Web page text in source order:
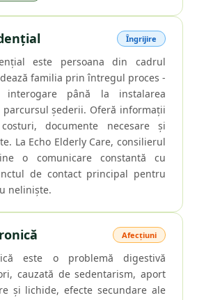
Îngrijire
este persoana din cadrul
familia prin întregul proces -
până la instalarea
șederii. Oferă informații
documente necesare și
La Echo Elderly Care, consilierul
o comunicare constantă cu
de contact principal pentru
neliniște.
Afecțiuni
este o problemă digestivă
cauzată de sedentarism, aport
și lichide, efecte secundare ale